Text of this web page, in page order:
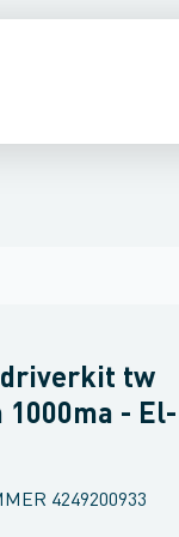
driverkit tw
1000ma - El-
4249200933